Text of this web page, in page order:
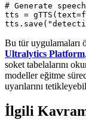
# Generate
tts =
Bu tür uygulamaları
Ultralytics Platform
soket tabelalarını
modeller eğitme
uyarılarını
İlgili